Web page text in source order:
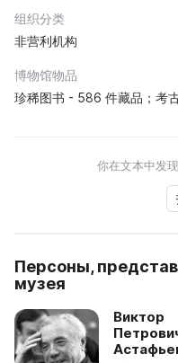
组织分类
非营利机构
博物馆物品
珍稀图书 - 586 件藏品；考
你在文本中发
Персоны,
музея
Виктор